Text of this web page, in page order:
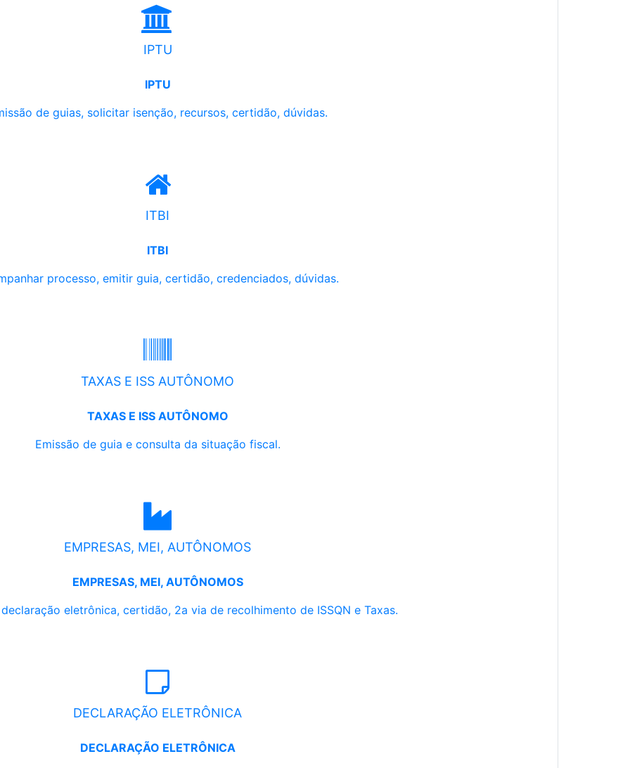
IPTU
IPTU
de guias, solicitar isenção, recursos, certidão, dúvidas.
ITBI
ITBI
processo, emitir guia, certidão, credenciados, dúvidas.
TAXAS E ISS AUTÔNOMO
TAXAS E ISS AUTÔNOMO
Emissão de guia e consulta da situação fiscal.
EMPRESAS, MEI, AUTÔNOMOS
EMPRESAS, MEI, AUTÔNOMOS
eletrônica, certidão, 2a via de recolhimento de ISSQN e Taxas.
DECLARAÇÃO ELETRÔNICA
DECLARAÇÃO ELETRÔNICA